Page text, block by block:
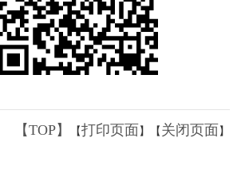
【TOP】 【打印页面 】【 关闭页面 】